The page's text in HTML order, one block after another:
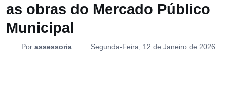
as obras do Mercado Público
Municipal
Por assessoria Segunda-Feira, 12 de Janeiro de 2026